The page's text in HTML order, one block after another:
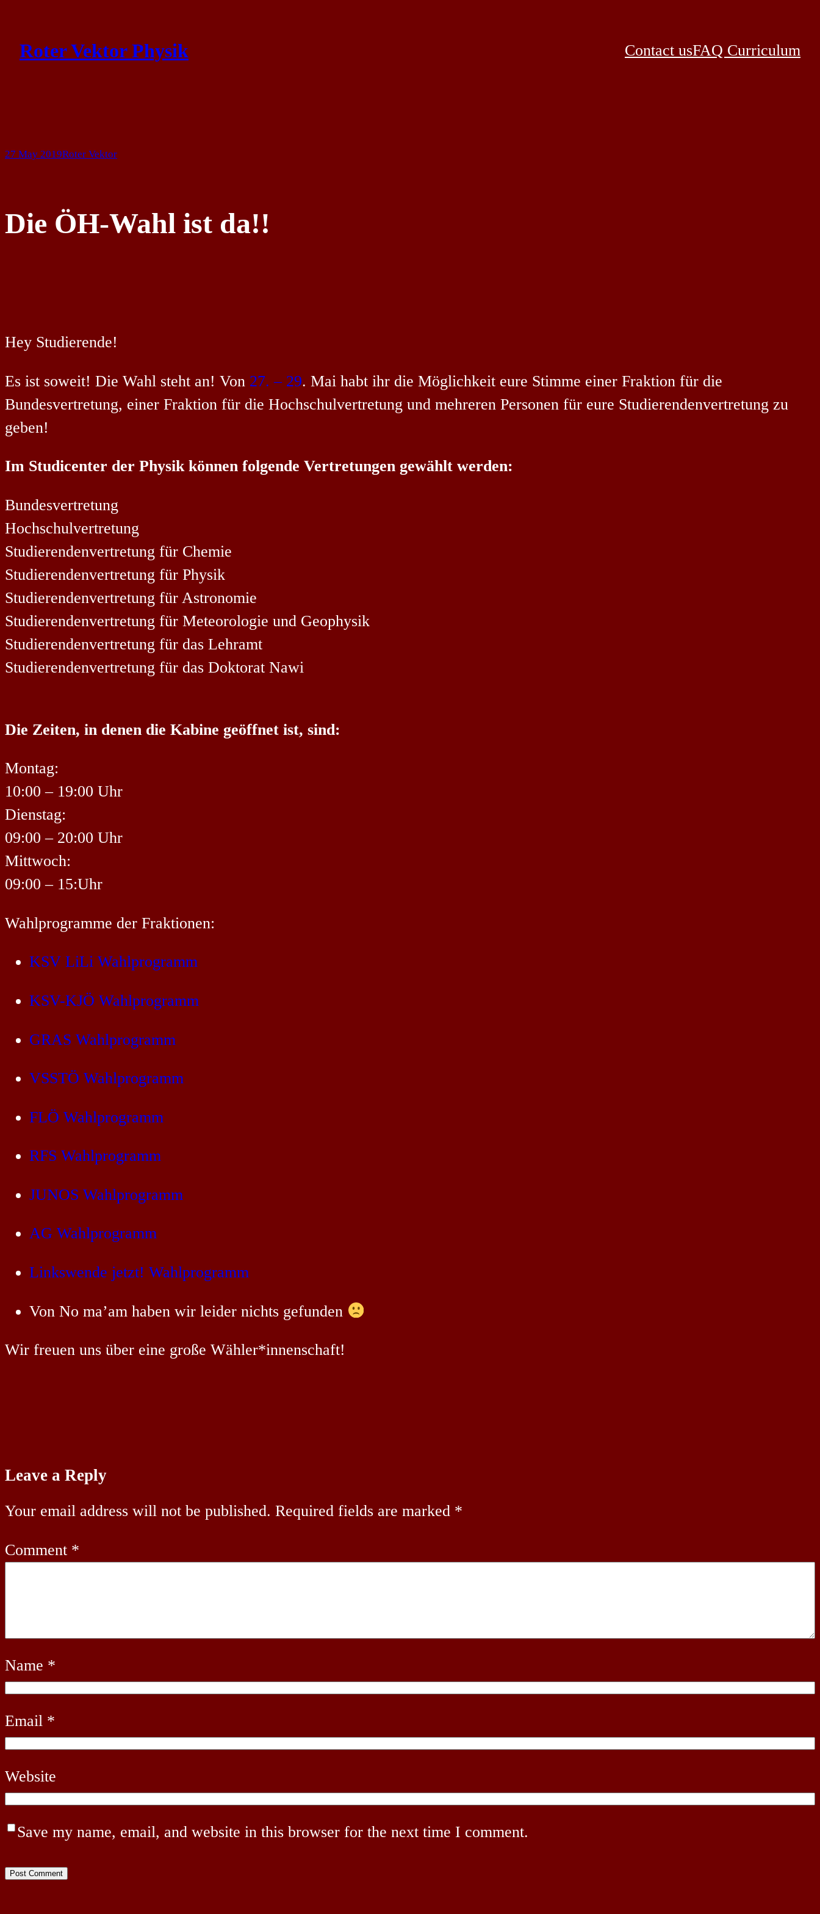
content
Roter Vektor Physik Contact usFAQ Curriculum
27 May 2019Roter Vektor
Die ÖH-Wahl ist da!!
Hey Studierende!
Es ist soweit! Die Wahl steht an! Von 27. – 29. Mai habt ihr die Möglichkeit eure Stimme einer Fraktion für die
Bundesvertretung, einer Fraktion für die Hochschulvertretung und mehreren Personen für eure Studierendenvertretung zu
geben!
Im Studicenter der Physik können folgende Vertretungen gewählt werden:
Bundesvertretung
Hochschulvertretung
Studierendenvertretung für Chemie
Studierendenvertretung für Physik
Studierendenvertretung für Astronomie
Studierendenvertretung für Meteorologie und Geophysik
Studierendenvertretung für das Lehramt
Studierendenvertretung für das Doktorat Nawi
Die Zeiten, in denen die Kabine geöffnet ist, sind:
Montag:
10:00 – 19:00 Uhr
Dienstag:
09:00 – 20:00 Uhr
Mittwoch:
09:00 – 15:Uhr
Wahlprogramme der Fraktionen:
KSV LiLi Wahlprogramm
KSV-KJÖ Wahlprogramm
GRAS Wahlprogramm
VSSTÖ Wahlprogramm
FLÖ Wahlprogramm
RFS Wahlprogramm
JUNOS Wahlprogramm
AG Wahlprogramm
Linkswende jetzt! Wahlprogramm
Von No ma’am haben wir leider nichts gefunden
Wir freuen uns über eine große Wähler*innenschaft!
Leave a Reply
Your email address will not be published. Required fields are marked *
Comment *
Name *
Email *
Website
Save my name, email, and website in this browser for the next time I comment.